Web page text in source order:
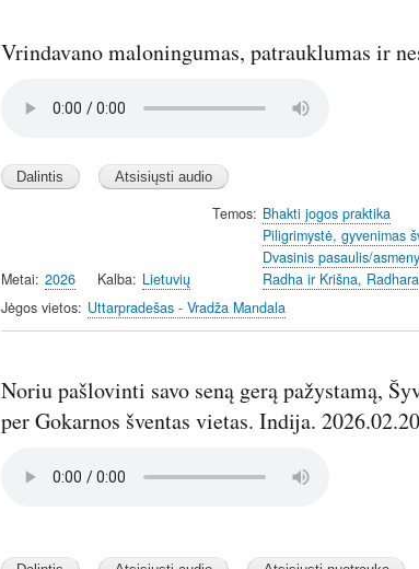
Vrindavano maloningumas, patrauklumas ir
Metai 2026 Kalba Lietuvių
Temos Bhakti jogos praktika
Piligrimystė, gyvenimas
Dvasinis pasaulis/
Radha ir Krišna,
Jėgos vietos Uttarpradešas - Vradža Mandala
Noriu pašlovinti savo seną gerą pažystamą,
per Gokarnos šventas vietas. Indija. 2026.02.20